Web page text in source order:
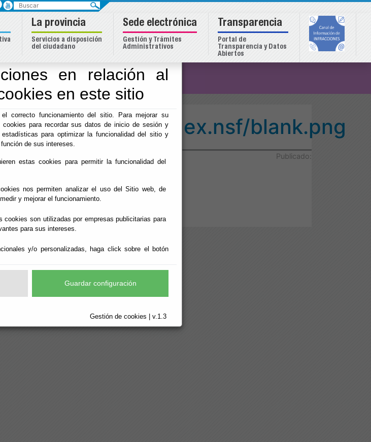
en relación al
en este sitio
correcto funcionamiento del sitio. Para mejorar su
cookies para recordar sus datos de inicio de sesión y
para optimizar la funcionalidad del sitio y
de sus intereses.
estas cookies para permitir la funcionalidad del
nos permiten analizar el uso del Sitio web, de
y mejorar el funcionamiento.
cookies son utilizadas por empresas publicitarias para
para sus intereses.
y/o personalizadas, haga click sobre el botón
Guardar configuración
Gestión de cookies | v.1.3
cmsdipro/index.nsf/blank.png
Publicado:
Buscar
La provincia
Servicios a disposición
del ciudadano
Sede electrónica
Gestión y Trámites
Administrativos
Transparencia
Portal de
Transparencia y Datos
Abiertos